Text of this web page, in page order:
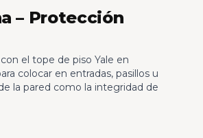
– Protección
el tope de piso Yale en
colocar en entradas, pasillos u
la pared como la integridad de